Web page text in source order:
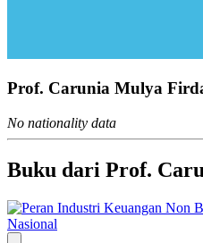
Prof. Carunia Mulya
No nationality data
Buku dari Prof.